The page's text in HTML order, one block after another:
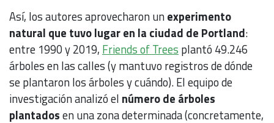
Así, los autores aprovecharon unexperimento
natural que tuvo lugar en la ciudad de Portland:
entre 1990 y 2019, Friends of Trees plantó 49.246
árboles en las calles (y mantuvo registros de dónde
se plantaron los árboles y cuándo). El equipo de
investigación analizó el número de árboles
plantadosen una zona determinada (concretamente,